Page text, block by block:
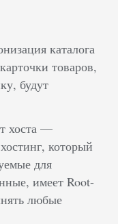
каталога
товаров,
будут
хоста —
который
для
имеет Root-
любые